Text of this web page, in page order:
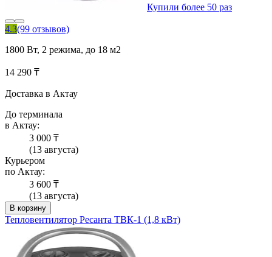
Купили более 50 раз
4.3(99 отзывов)
1800 Вт, 2 режима, до 18 м2
14 290 ₸
Доставка в Актау
До терминала
в Актау:
3 000 ₸
(13 августа)
Курьером
по Актау:
3 600 ₸
(13 августа)
В корзину
Тепловентилятор Ресанта ТВК-1 (1,8 кВт)